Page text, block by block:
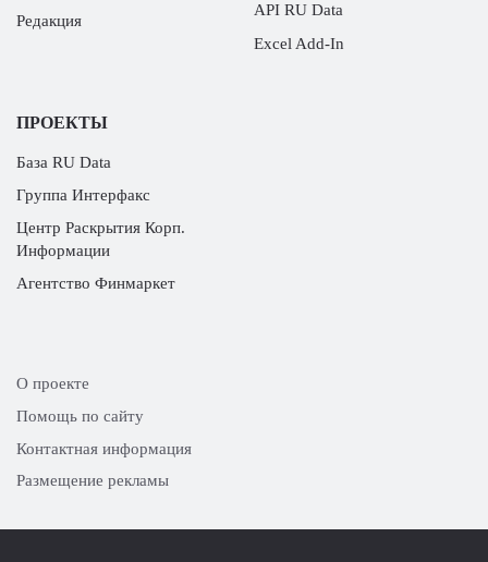
Редакция
API RU Data
Excel Add-In
ПРОЕКТЫ
База RU Data
Группа Интерфакс
Центр Раскрытия Корп.
Информации
Агентство Финмаркет
О проекте
Помощь по сайту
Контактная информация
Размещение рекламы